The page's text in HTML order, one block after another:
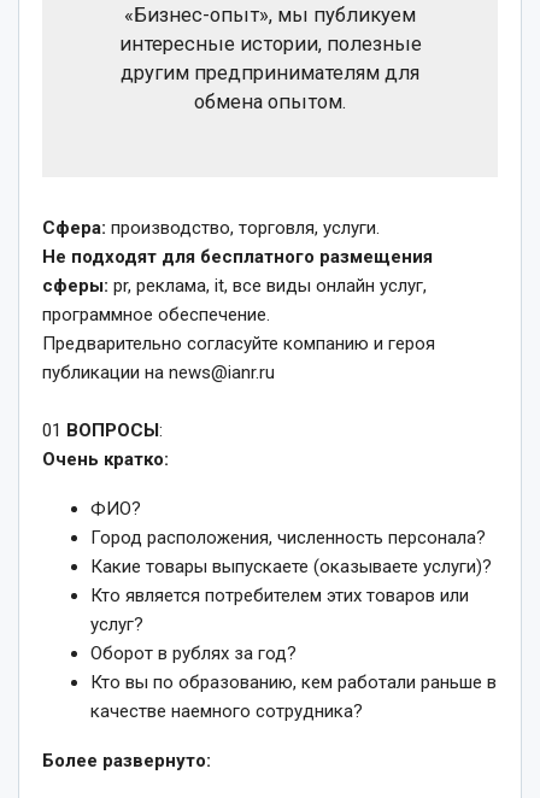
«Бизнес-опыт», мы публикуем
интересные истории, полезные
другим предпринимателям для
обмена опытом.
Сфера: производство, торговля, услуги.
Не подходят для бесплатного размещения
сферы: pr, реклама, it, все виды онлайн услуг,
программное обеспечение.
Предварительно согласуйте компанию и героя
публикации на news@ianr.ru
01 ВОПРОСЫ:
Очень кратко:
ФИО?
Город расположения, численность персонала?
Какие товары выпускаете (оказываете услуги)?
Кто является потребителем этих товаров или
услуг?
Оборот в рублях за год?
Кто вы по образованию, кем работали раньше в
качестве наемного сотрудника?
Более развернуто: